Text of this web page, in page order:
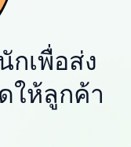
กเพื่อส่ง
ให้ลูกค้า